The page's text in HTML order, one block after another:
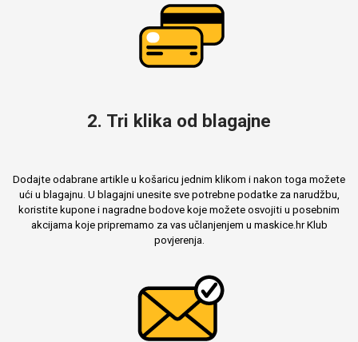
2. Tri klika od blagajne
Dodajte odabrane artikle u košaricu jednim klikom i nakon toga možete
ući u blagajnu. U blagajni unesite sve potrebne podatke za narudžbu,
koristite kupone i nagradne bodove koje možete osvojiti u posebnim
akcijama koje pripremamo za vas učlanjenjem u maskice.hr Klub
povjerenja.